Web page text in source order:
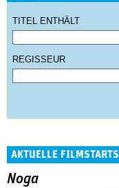
TITEL ENTHÄLT
REGISSEUR
AKTUELLE FILMSTARTS
Noga